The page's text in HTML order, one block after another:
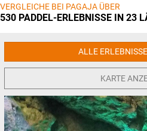
VERGLEICHE BEI PAGAJA ÜBER
530 PADDEL-ERLEBNISSE IN 23
ALLE
KARTE